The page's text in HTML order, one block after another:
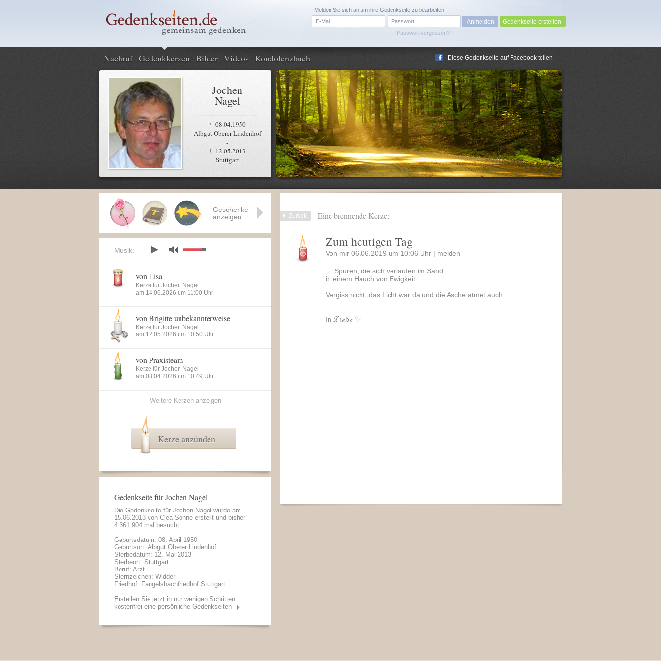
Passwort vergessen?
Melden Sie sich an um ihre Gedenkseite zu bearbeiten
Gedenkseite erstellen
Nachruf Gedenkkerzen Bilder Videos Kondolenzbuch Diese Gedenkseite auf Facebook teilen
Jochen
Nagel
08.04.1950
Albgut Oberer Lindenhof
-
12.05.2013
Stuttgart
Zurück Eine brennende Kerze:
Zum heutigen Tag
Von mir 06.06.2019 um 10:06 Uhr | melden
… Spuren, die sich verlaufen im Sand
in einem Hauch von Ewigkeit.
Vergiss nicht, das Licht war da und die Asche atmet auch...
In ℒ℩ℯɓℯ ♡
Geschenke
anzeigen
Musik:
von Lisa
Kerze für Jochen Nagel
am 14.06.2026 um 11:00 Uhr
von Brigitte unbekannterweise
Kerze für Jochen Nagel
am 12.05.2026 um 10:50 Uhr
von Praxisteam
Kerze für Jochen Nagel
am 08.04.2026 um 10:49 Uhr
Weitere Kerzen anzeigen
Kerze anzünden
Gedenkseite für Jochen Nagel
Die Gedenkseite für Jochen Nagel wurde am
15.06.2013 von Clea Sonne erstellt und bisher
4.361.904 mal besucht.
Geburtsdatum: 08. April 1950
Geburtsort: Albgut Oberer Lindenhof
Sterbedatum: 12. Mai 2013
Sterbeort: Stuttgart
Beruf: Arzt
Sternzeichen: Widder
Friedhof: Fangelsbachfriedhof Stuttgart
Erstellen Sie jetzt in nur wenigen Schritten
kostenfrei eine persönliche Gedenkseiten